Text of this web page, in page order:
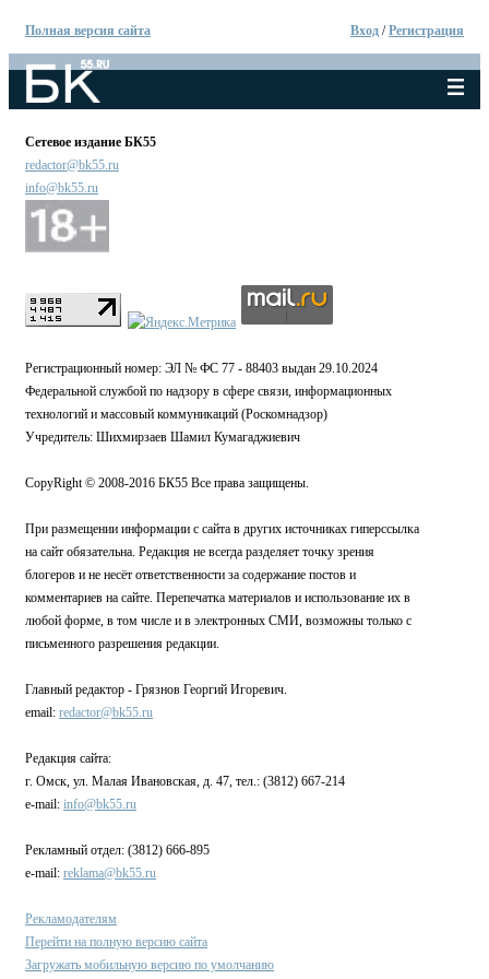
Полная версия сайта Вход /Регистрация
Сетевое издание БК55
redactor@bk55.ru
info@bk55.ru
Регистрационный номер: ЭЛ № ФС 77 - 88403 выдан 29.10.2024
Федеральной службой по надзору в сфере связи, информационных
технологий и массовый коммуникаций (Роскомнадзор)
Учредитель: Шихмирзаев Шамил Кумагаджиевич
CopyRight © 2008-2016 БК55 Все права защищены.
При размещении информации с сайта в других источниках гиперссылка
на сайт обязательна. Редакция не всегда разделяет точку зрения
блогеров и не несёт ответственности за содержание постов и
комментариев на сайте. Перепечатка материалов и использование их в
любой форме, в том числе и в электронных СМИ, возможны только с
письменного разрешения редакции.
Главный редактор - Грязнов Георгий Игоревич.
email: redactor@bk55.ru
Редакция сайта:
г. Омск, ул. Малая Ивановская, д. 47, тел.: (3812) 667-214
e-mail: info@bk55.ru
Рекламный отдел: (3812) 666-895
e-mail: reklama@bk55.ru
Рекламодателям
Перейти на полную версию сайта
Загружать мобильную версию по умолчанию